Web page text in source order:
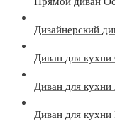
Дизайнерский
Диван для кухни
Диван для кухни
Диван для кухни